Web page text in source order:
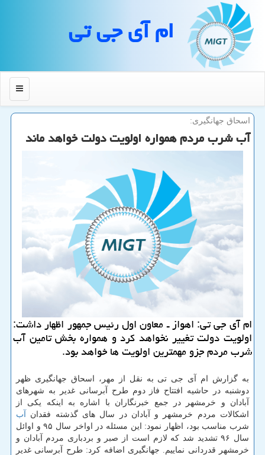
ام آی جی تی
منو
اسحاق جهانگیری:
آب شرب مردم همواره اولویت دولت خواهد ماند
ام آی جی تی: اهواز ـ معاون اول رئیس جمهور اظهار داشت:
اولویت دولت تغییر نخواهد كرد و همواره بخش تامین آب
شرب مردم جزو مهمترین اولویت ها خواهد بود.
به گزارش ام آی جی تی به نقل از مهر، اسحاق جهانگیری ظهر
دوشنبه در حاشیه افتتاح فاز دوم طرح آبرسانی غدیر به شهرهای
آبادان و خرمشهر در جمع خبرنگاران با اشاره به اینكه یكی از
اشكالات مردم خرمشهر و آبادان در سال های گذشته فقدان آب
شرب مناسب بود، اظهار نمود: این مسئله در اواخر سال ۹۵ و اوائل
سال ۹۶ تشدید شد كه لازم است از صبر و بردباری مردم آبادان و
خرمشهر قدردانی نماییم. جهانگیری اضافه كرد: طرح آبرسانی غدیر